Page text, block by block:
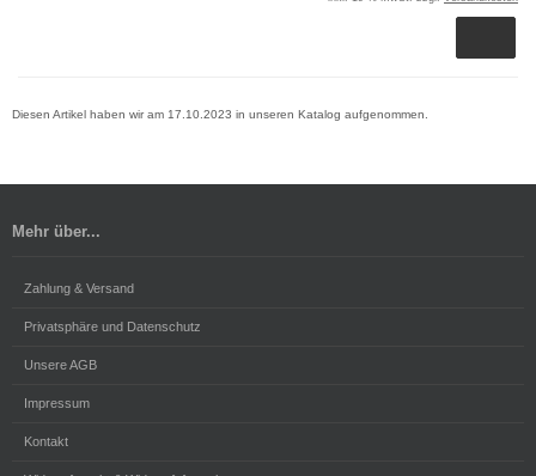
Diesen Artikel haben wir am 17.10.2023 in unseren Katalog aufgenommen.
Mehr über...
Zahlung & Versand
Privatsphäre und Datenschutz
Unsere AGB
Impressum
Kontakt